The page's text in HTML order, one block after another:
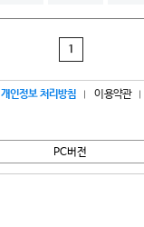
1
개인정보 처리방침 이용약관
PC버전